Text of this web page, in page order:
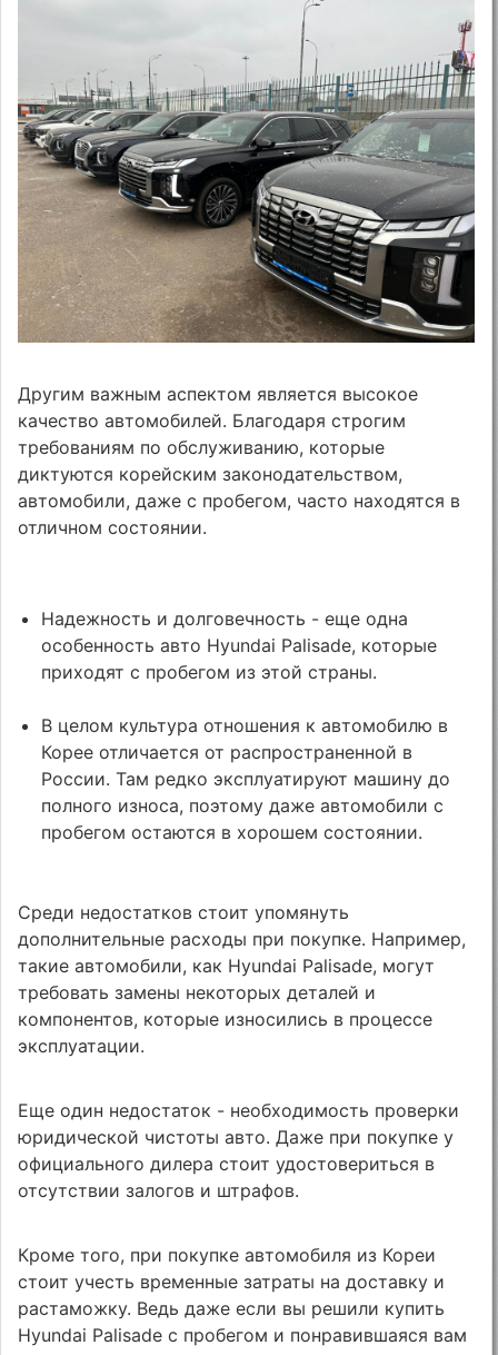
Другим важным аспектом является высокое
качество автомобилей. Благодаря строгим
требованиям по обслуживанию, которые
диктуются корейским законодательством,
автомобили, даже с пробегом, часто находятся в
отличном состоянии.
Надежность и долговечность - еще одна
особенность авто Hyundai Palisade, которые
приходят с пробегом из этой страны.
В целом культура отношения к автомобилю в
Корее отличается от распространенной в
России. Там редко эксплуатируют машину до
полного износа, поэтому даже автомобили с
пробегом остаются в хорошем состоянии.
Среди недостатков стоит упомянуть
дополнительные расходы при покупке. Например,
такие автомобили, как Hyundai Palisade, могут
требовать замены некоторых деталей и
компонентов, которые износились в процессе
эксплуатации.
Еще один недостаток - необходимость проверки
юридической чистоты авто. Даже при покупке у
официального дилера стоит удостовериться в
отсутствии залогов и штрафов.
Кроме того, при покупке автомобиля из Кореи
стоит учесть временные затраты на доставку и
растаможку. Ведь даже если вы решили купить
Hyundai Palisade с пробегом и понравившаяся вам